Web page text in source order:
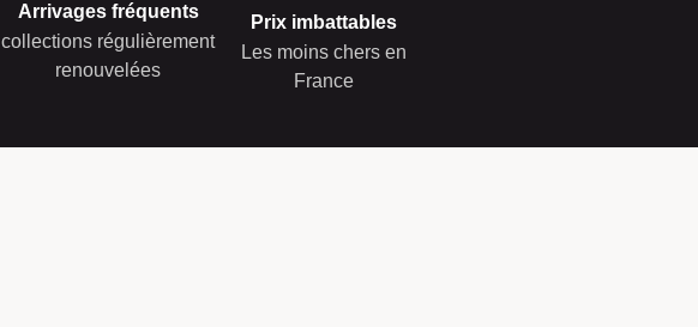
Arrivages fréquents
collections régulièrement
renouvelées
Prix imbattables
Les moins chers en
France